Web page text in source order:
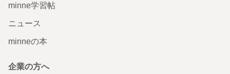
minne学習帖
ニュース
minneの本
企業の方へ